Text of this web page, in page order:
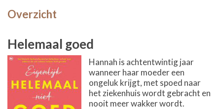
Overzicht
Helemaal goed
Hannah is achtentwintig jaar
wanneer haar moeder een
ongeluk krijgt, met spoed naar
het ziekenhuis wordt gebracht en
nooit meer wakker wordt.